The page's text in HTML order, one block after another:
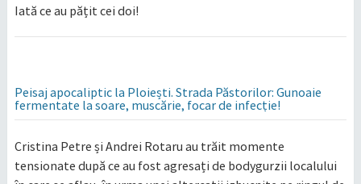
Iată ce au pățit cei doi!
Peisaj apocaliptic la Ploiești. Strada Păstorilor: Gunoaie
fermentate la soare, muscărie, focar de infecție!
Cristina Petre și Andrei Rotaru au trăit momente
tensionate după ce au fost agresați de bodygurzii localului